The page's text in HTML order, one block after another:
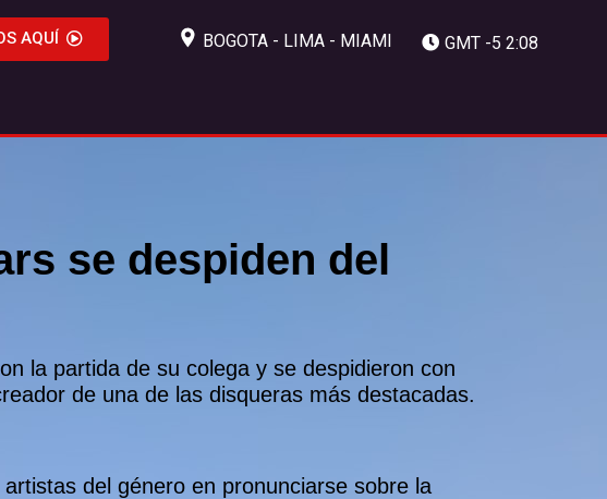
AQUÍ BOGOTA - LIMA - MIAMI GMT -5 2:08
se despiden del
la partida de su colega y se despidieron con
de una de las disqueras más destacadas.
del género en pronunciarse sobre la